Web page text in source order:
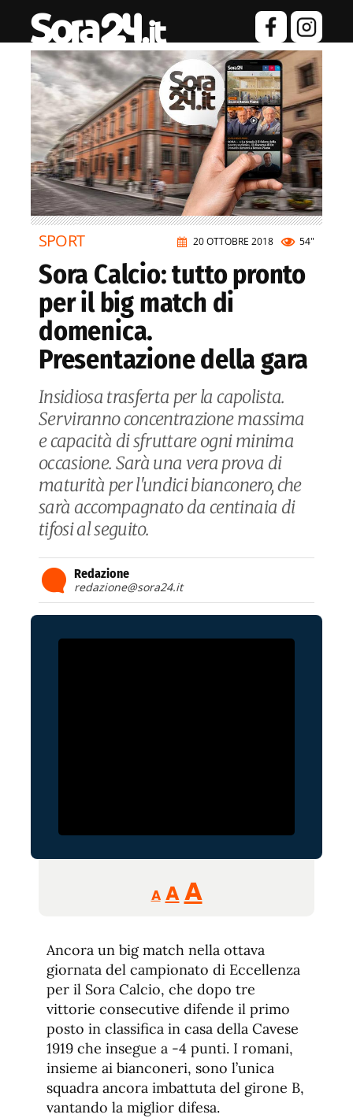
20 OTTOBRE 2018 54"
SPORT
Sora Calcio: tutto pronto
per il big match di
domenica.
Presentazione della gara
Insidiosa trasferta per la capolista.
Serviranno concentrazione massima
e capacità di sfruttare ogni minima
occasione. Sarà una vera prova di
maturità per l'undici bianconero, che
sarà accompagnato da centinaia di
tifosi al seguito.
Redazione
redazione@sora24.it
A
Reducir
tamaño
A Restablecer
de
fuente
AAumentar
de
fuente.
Ancora un big match nella ottava
giornata del campionato di Eccellenza
per il Sora Calcio, che dopo tre
vittorie consecutive difende il primo
posto in classifica in casa della Cavese
1919 che insegue a -4 punti. I romani,
insieme ai bianconeri, sono l’unica
squadra ancora imbattuta del girone B,
vantando la miglior difesa.